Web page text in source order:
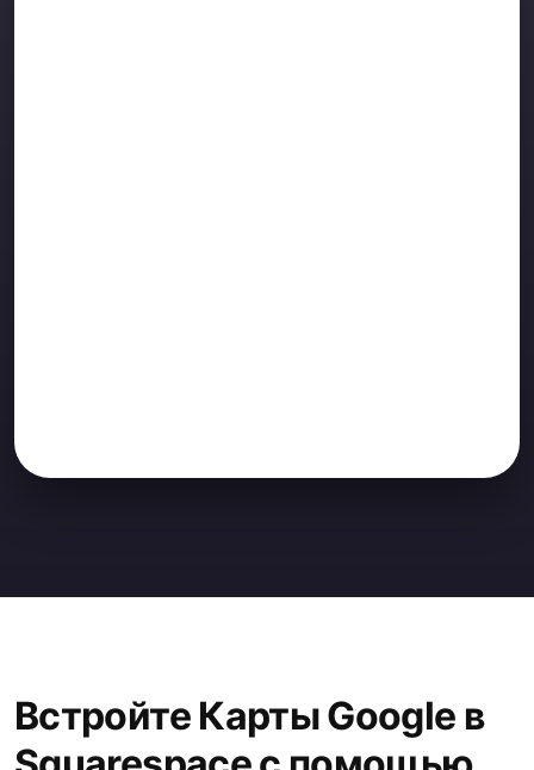
Встройте Карты Google в